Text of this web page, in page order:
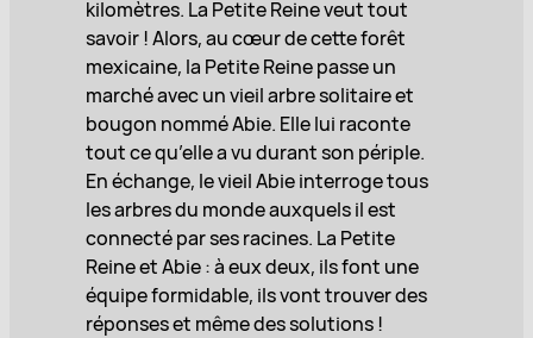
kilomètres. La Petite Reine veut tout
savoir ! Alors, au cœur de cette forêt
mexicaine, la Petite Reine passe un
marché avec un vieil arbre solitaire et
bougon nommé Abie. Elle lui raconte
tout ce qu’elle a vu durant son périple.
En échange, le vieil Abie interroge tous
les arbres du monde auxquels il est
connecté par ses racines. La Petite
Reine et Abie : à eux deux, ils font une
équipe formidable, ils vont trouver des
réponses et même des solutions !